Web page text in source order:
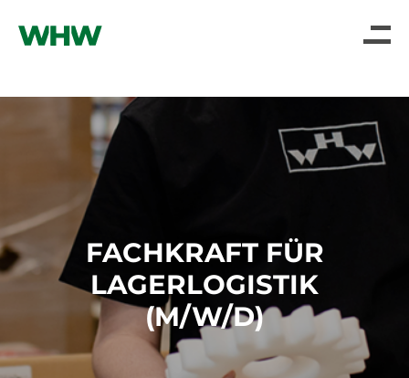
FACHKRAFT FÜR
LAGERLOGISTIK
(M/W/D)